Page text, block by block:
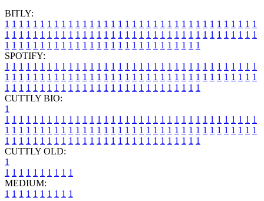
BITLY:
1 1 1 1 1 1 1 1 1 1 1 1 1 1 1 1 1 1 1 1 1 1 1 1 1 1 1 1 1 1 1 1 1 1 1 1
1 1 1 1 1 1 1 1 1 1 1 1 1 1 1 1 1 1 1 1 1 1 1 1 1 1 1 1 1 1 1 1 1 1 1 1
1 1 1 1 1 1 1 1 1 1 1 1 1 1 1 1 1 1 1 1 1 1 1 1 1 1 1 1
SPOTIFY:
1 1 1 1 1 1 1 1 1 1 1 1 1 1 1 1 1 1 1 1 1 1 1 1 1 1 1 1 1 1 1 1 1 1 1 1
1 1 1 1 1 1 1 1 1 1 1 1 1 1 1 1 1 1 1 1 1 1 1 1 1 1 1 1 1 1 1 1 1 1 1 1
1 1 1 1 1 1 1 1 1 1 1 1 1 1 1 1 1 1 1 1 1 1 1 1 1 1 1 1
CUTTLY BIO:
1
1 1 1 1 1 1 1 1 1 1 1 1 1 1 1 1 1 1 1 1 1 1 1 1 1 1 1 1 1 1 1 1 1 1 1 1
1 1 1 1 1 1 1 1 1 1 1 1 1 1 1 1 1 1 1 1 1 1 1 1 1 1 1 1 1 1 1 1 1 1 1 1
1 1 1 1 1 1 1 1 1 1 1 1 1 1 1 1 1 1 1 1 1 1 1 1 1 1 1 1
CUTTLY OLD:
1
1 1 1 1 1 1 1 1 1 1
MEDIUM:
1 1 1 1 1 1 1 1 1 1